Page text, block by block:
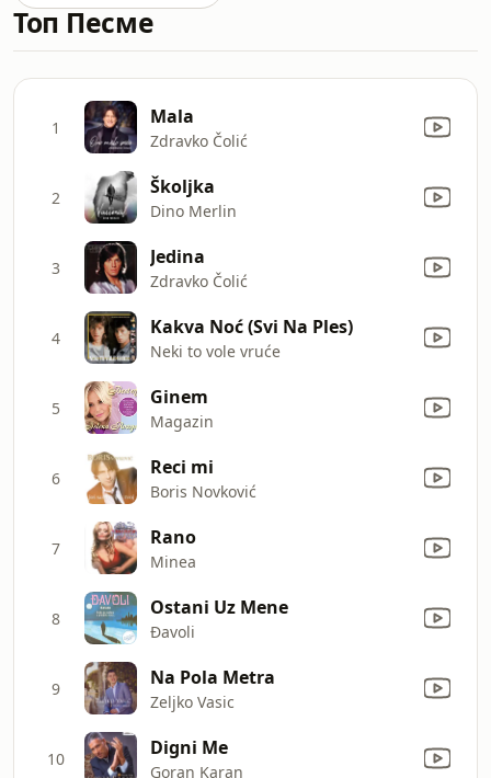
Топ Песме
1 Mala
Zdravko Čolić
2 Školjka
Dino Merlin
3 Jedina
Zdravko Čolić
4 Kakva Noć (Svi Na Ples)
Neki to vole vruće
5 Ginem
Magazin
6 Reci mi
Boris Novković
7 Rano
Minea
8 Ostani Uz Mene
Đavoli
9 Na Pola Metra
Zeljko Vasic
10 Digni Me
Goran Karan